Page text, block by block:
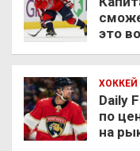
это
ХОККЕЙ
Daily
по
на